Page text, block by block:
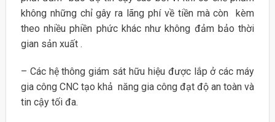
không những chỉ gây ra lãng phí về tiền mà còn kèm
theo nhiều phiền phức khác như không đảm bảo thời
gian sản xuất .
– Các hệ thông giám sát hữu hiệu được lắp ở các máy
gia công CNC tạo khả năng gia công đạt độ an toàn và
tin cậy tối đa.